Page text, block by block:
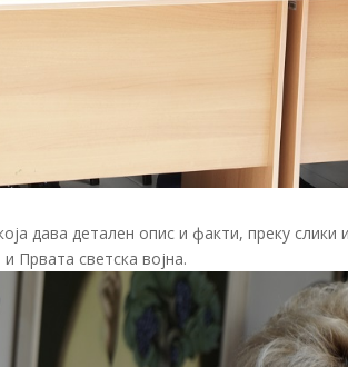
дава детален опис и факти, преку слики
Првата светска војна.